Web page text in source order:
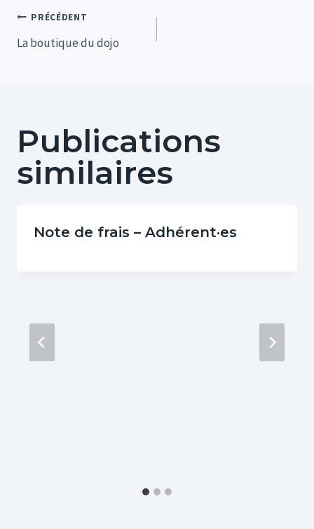
Navigation
de
PRÉCÉDENT
La boutique du dojo
Publications
similaires
Note de frais – Adhérent·es